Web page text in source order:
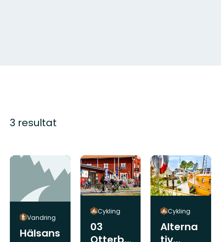
3 resultat
Vandring
Hälsans
Cykling
03
Cykling
Alterna